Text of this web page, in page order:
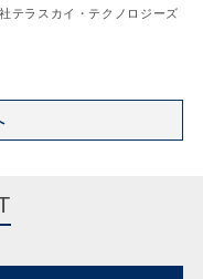
テラスカイ・テクノロジーズ